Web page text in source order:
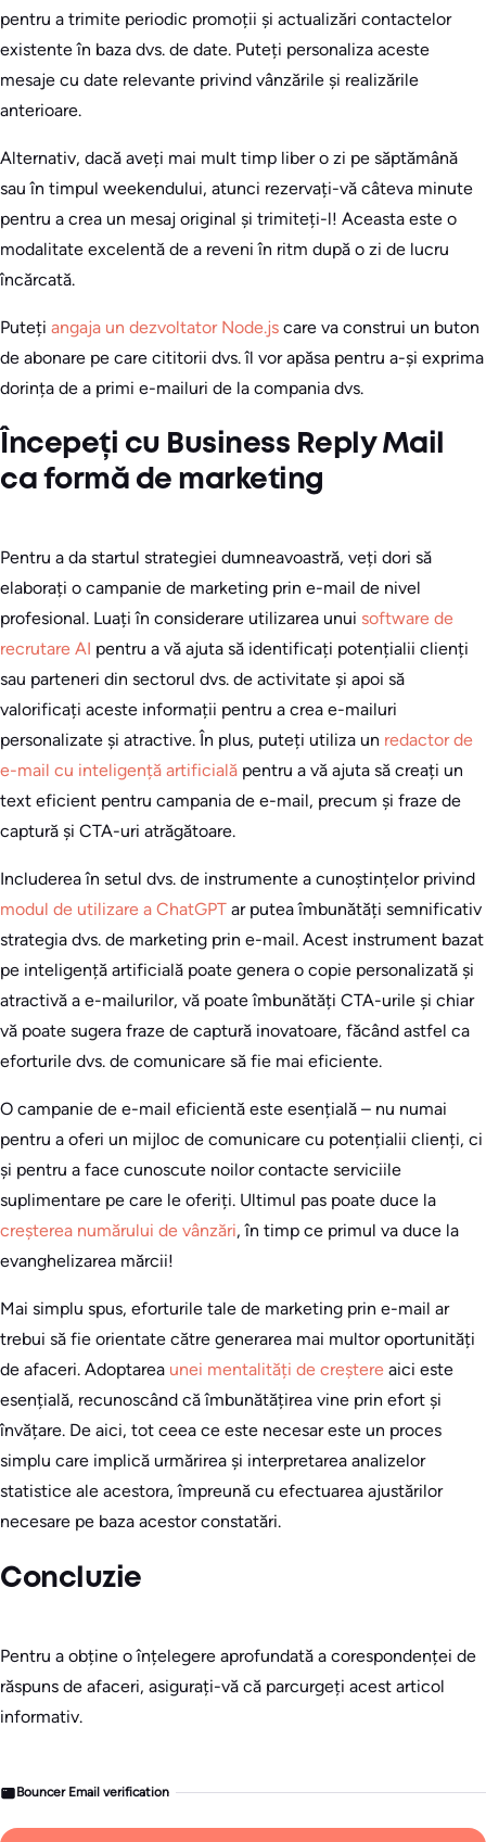
pentru a trimite periodic promoții și actualizări contactelor
existente în baza dvs. de date. Puteți personaliza aceste
mesaje cu date relevante privind vânzările și realizările
anterioare.
Alternativ, dacă aveți mai mult timp liber o zi pe săptămână
sau în timpul weekendului, atunci rezervați-vă câteva minute
pentru a crea un mesaj original și trimiteți-l! Aceasta este o
modalitate excelentă de a reveni în ritm după o zi de lucru
încărcată.
Puteți angaja un dezvoltator Node.js care va construi un buton
de abonare pe care cititorii dvs. îl vor apăsa pentru a-și exprima
dorința de a primi e-mailuri de la compania dvs.
Începeți cu Business Reply Mail
ca formă de marketing
Pentru a da startul strategiei dumneavoastră, veți dori să
elaborați o campanie de marketing prin e-mail de nivel
profesional. Luați în considerare utilizarea unui software de
recrutare AI pentru a vă ajuta să identificați potențialii clienți
sau parteneri din sectorul dvs. de activitate și apoi să
valorificați aceste informații pentru a crea e-mailuri
personalizate și atractive. În plus, puteți utiliza un redactor de
e-mail cu inteligență artificială pentru a vă ajuta să creați un
text eficient pentru campania de e-mail, precum și fraze de
captură și CTA-uri atrăgătoare.
Includerea în setul dvs. de instrumente a cunoștințelor privind
modul de utilizare a ChatGPT ar putea îmbunătăți semnificativ
strategia dvs. de marketing prin e-mail. Acest instrument bazat
pe inteligență artificială poate genera o copie personalizată și
atractivă a e-mailurilor, vă poate îmbunătăți CTA-urile și chiar
vă poate sugera fraze de captură inovatoare, făcând astfel ca
eforturile dvs. de comunicare să fie mai eficiente.
O campanie de e-mail eficientă este esențială – nu numai
pentru a oferi un mijloc de comunicare cu potențialii clienți, ci
și pentru a face cunoscute noilor contacte serviciile
suplimentare pe care le oferiți. Ultimul pas poate duce la
creșterea numărului de vânzări, în timp ce primul va duce la
evanghelizarea mărcii!
Mai simplu spus, eforturile tale de marketing prin e-mail ar
trebui să fie orientate către generarea mai multor oportunități
de afaceri. Adoptarea unei mentalități de creștere aici este
esențială, recunoscând că îmbunătățirea vine prin efort și
învățare. De aici, tot ceea ce este necesar este un proces
simplu care implică urmărirea și interpretarea analizelor
statistice ale acestora, împreună cu efectuarea ajustărilor
necesare pe baza acestor constatări.
Concluzie
Pentru a obține o înțelegere aprofundată a corespondenței de
răspuns de afaceri, asigurați-vă că parcurgeți acest articol
informativ.
Bouncer Email verification